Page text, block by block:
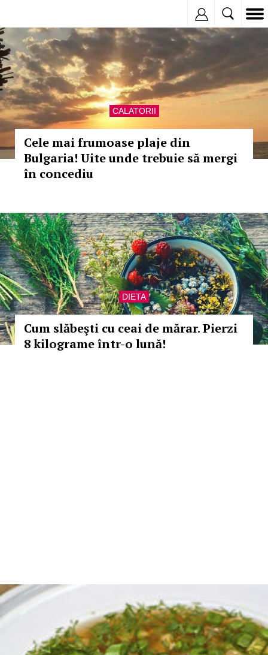
CALATORII
Cele mai frumoase plaje din
Bulgaria! Uite unde trebuie să mergi
în concediu
DIETA
Cum slăbeşti cu ceai de mărar. Pierzi
8 kilograme într-o lună!